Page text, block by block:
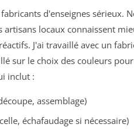
d'enseignes sérieux.
artisans locaux connaissent
J'ai travaillé avec un
sur le choix des couleurs
inclut :
assemblage)
échafaudage si nécessaire)